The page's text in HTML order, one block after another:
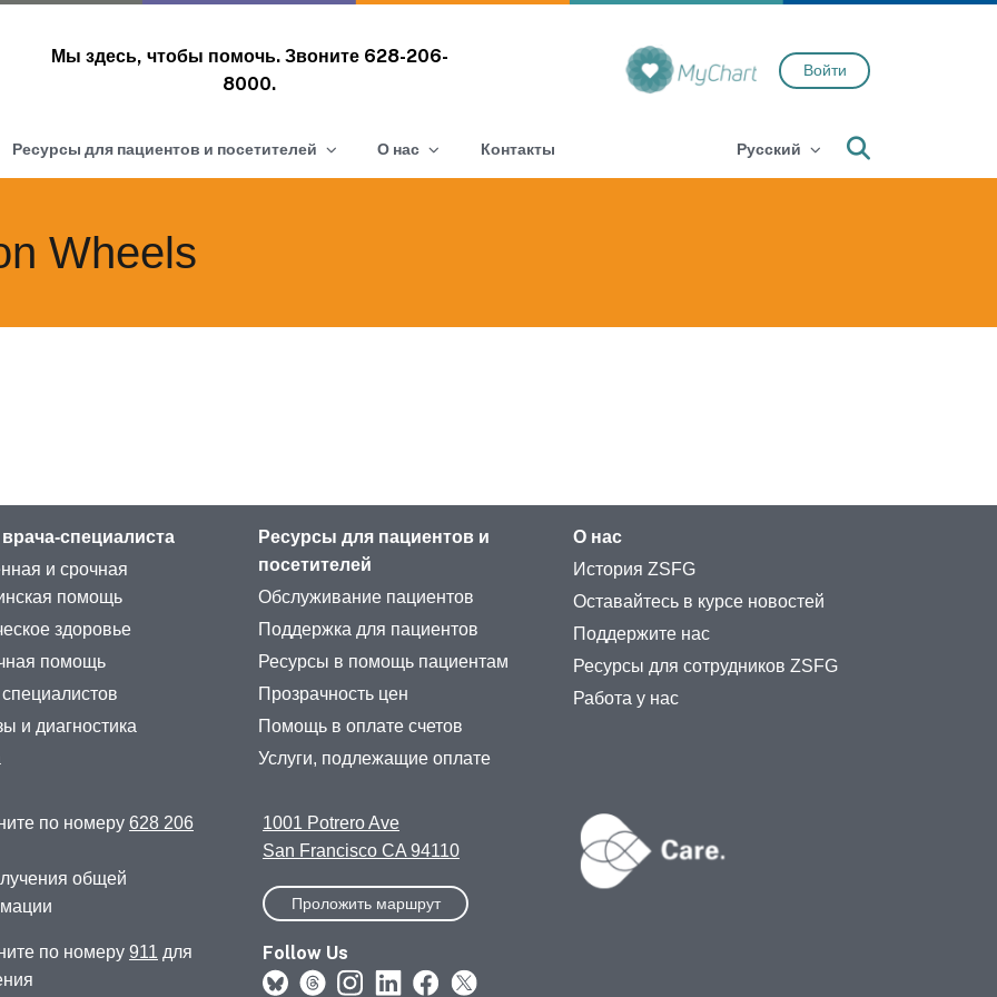
Мы здесь, чтобы помочь. Звоните 628-206-
8000.
Войти
Ресурсы для пациентов и посетителей О нас Контакты Русский
Wheels
специалиста
и срочная
помощь
здоровье
помощь
специалистов
и диагностика
Ресурсы для пациентов и
посетителей
Обслуживание пациентов
Поддержка для пациентов
Ресурсы в помощь пациентам
Прозрачность цен
Помощь в оплате счетов
Услуги, подлежащие оплате
О нас
История ZSFG
Оставайтесь в курсе новостей
Поддержите нас
Ресурсы для сотрудников ZSFG
Работа у нас
по номеру 628 206
общей
по номеру 911 для
1001 Potrero Ave
San Francisco CA 94110
Проложить маршрут
Follow Us